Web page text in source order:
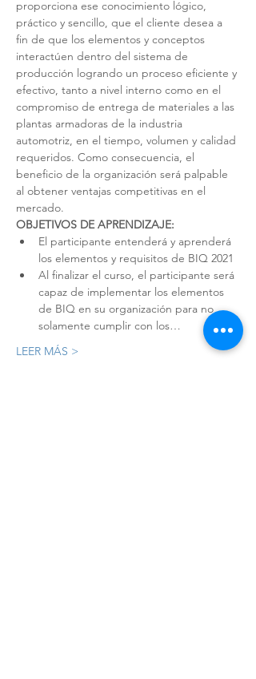
proporciona ese conocimiento lógico,
práctico y sencillo, que el cliente desea a
fin de que los elementos y conceptos
interactúen dentro del sistema de
producción logrando un proceso eficiente y
efectivo, tanto a nivel interno como en el
compromiso de entrega de materiales a las
plantas armadoras de la industria
automotriz, en el tiempo, volumen y calidad
requeridos. Como consecuencia, el
beneficio de la organización será palpable
al obtener ventajas competitivas en el
mercado.
OBJETIVOS DE APRENDIZAJE:
El participante entenderá y aprenderá
los elementos y requisitos de BIQ 2021
Al finalizar el curso, el participante será
capaz de implementar los elementos
de BIQ en su organización para no
solamente cumplir con los…
LEER MÁS >